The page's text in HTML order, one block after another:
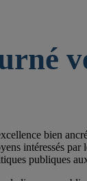
bien
intéressés
publiques